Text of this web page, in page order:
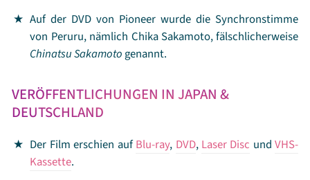
Auf der DVD von Pioneer wurde die Synchronstimme
von Peruru, nämlich Chika Sakamoto, fälschlicherweise
Chinatsu Sakamotogenannt.
VERÖFFENTLICHUNGEN IN JAPAN &
DEUTSCHLAND
Der Film erschien aufBlu-ray, DVD, Laser Disc undVHS-
Kassette.